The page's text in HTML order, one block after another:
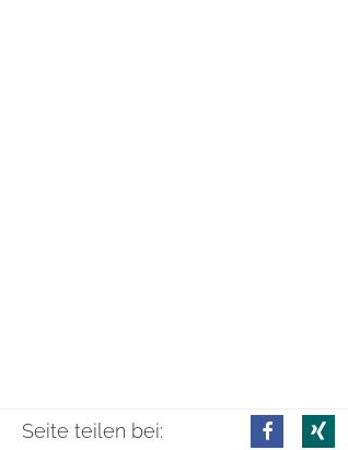
Seite teilen bei: